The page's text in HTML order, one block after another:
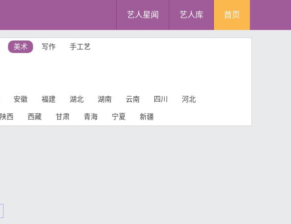
艺人星闻 艺人库 首页
美术 写作 手工艺
安徽 福建 湖北 湖南 云南 四川 河北
陕西 西藏 甘肃 青海 宁夏 新疆